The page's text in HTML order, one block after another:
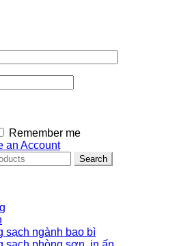
Remember me
an Account
Search
sạch ngành bao bì